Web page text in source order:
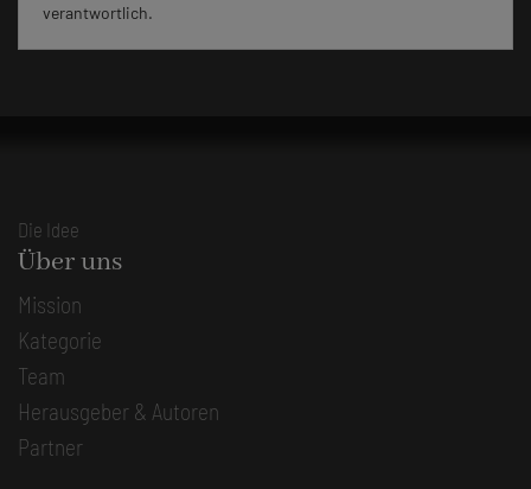
verantwortlich.
Die Idee
Über uns
Mission
Kategorie
Team
Herausgeber & Autoren
Partner